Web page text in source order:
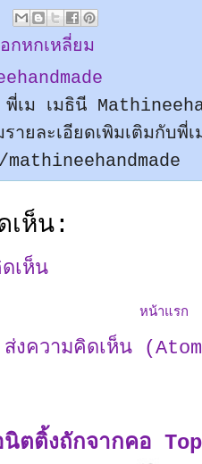
กหกเหลี่ยม
เม เมธินี
ายละเอียดเพิมเติมกับ
เห็น:
เห็น
หน้าแรก
ส่งความคิดเห็น
นิตติ้งถักจากคอ